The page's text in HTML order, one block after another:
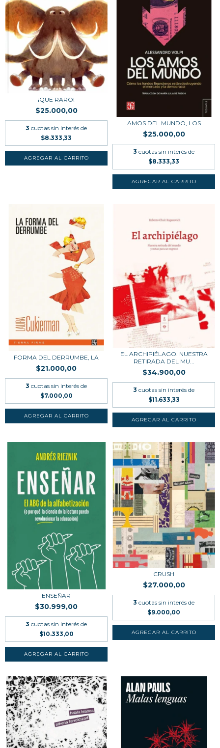
¡QUE RARO!
$25.000,00
3 cuotas sin interés de
$8.333,33
AMOS DEL MUNDO, LOS
$25.000,00
3 cuotas sin interés de
$8.333,33
FORMA DEL DERRUMBE, LA
$21.000,00
3 cuotas sin interés de
$7.000,00
EL ARCHIPIÉLAGO. NUESTRA
RETIRADA DEL MU...
$34.900,00
3 cuotas sin interés de
$11.633,33
ENSEÑAR
$30.999,00
3 cuotas sin interés de
$10.333,00
CRUSH
$27.000,00
3 cuotas sin interés de
$9.000,00